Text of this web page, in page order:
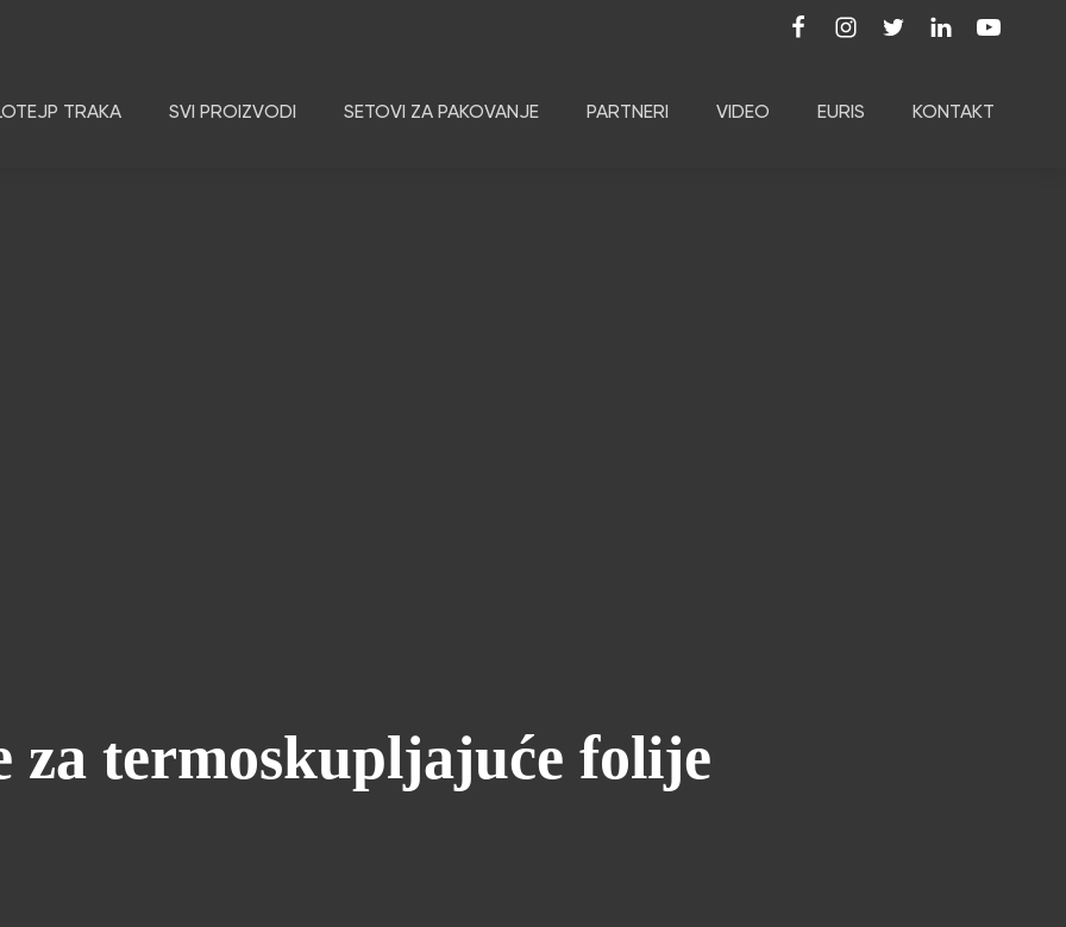
TRAKA SVI PROIZVODI SETOVI ZA PAKOVANJE PARTNERI VIDEO EURIS KONTAKT
za termoskupljajuće folije